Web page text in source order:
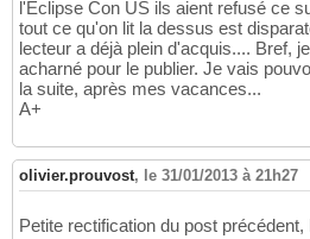
l'Eclipse Con US ils aient refusé ce
tout ce qu'on lit la dessus est
lecteur a déjà plein d'acquis.... Bref,
acharné pour le publier. Je vais
la suite, après mes vacances...
A+
olivier.prouvost, le 31/01/2013 à 21h27
Petite rectification du post